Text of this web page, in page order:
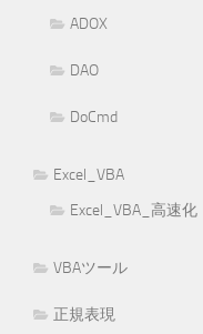
ADOX
DAO
DoCmd
Excel_VBA
Excel_VBA_高速化
VBAツール
正規表現